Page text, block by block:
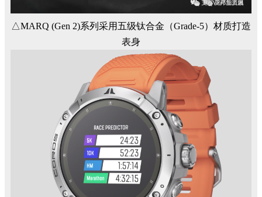
△MARQ (Gen 2)系列采用五级钛合金（Grade-5）材质打造
表身